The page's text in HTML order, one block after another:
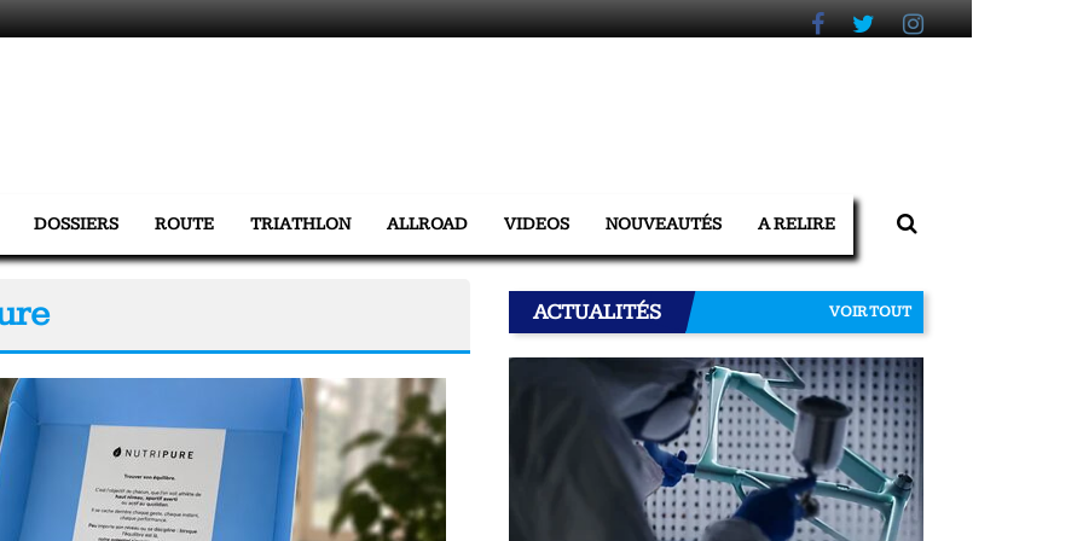
DOSSIERS ROUTE TRIATHLON ALLROAD VIDEOS NOUVEAUTÉS A RELIRE
ACTUALITÉS VOIR TOUT